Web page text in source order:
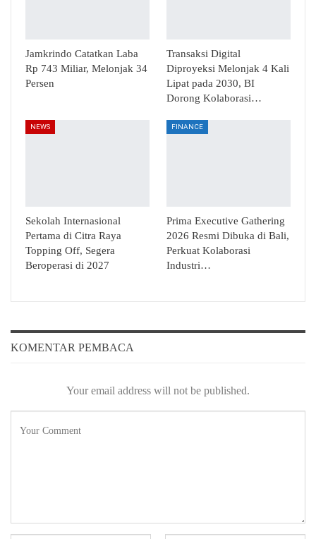
Jamkrindo Catatkan Laba
Rp 743 Miliar, Melonjak 34
Persen
Transaksi Digital
Diproyeksi Melonjak 4 Kali
Lipat pada 2030, BI
Dorong Kolaborasi…
NEWS
Sekolah Internasional
Pertama di Citra Raya
Topping Off, Segera
Beroperasi di 2027
FINANCE
Prima Executive Gathering
2026 Resmi Dibuka di Bali,
Perkuat Kolaborasi
Industri…
KOMENTAR PEMBACA
Your email address will not be published.